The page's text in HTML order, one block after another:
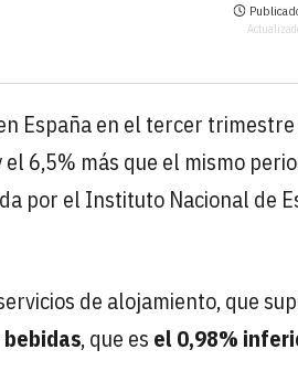
España en el tercer
6,5% más que el mismo
por el Instituto Nacional de
de alojamiento, que
bebidas, que es el 0,98%